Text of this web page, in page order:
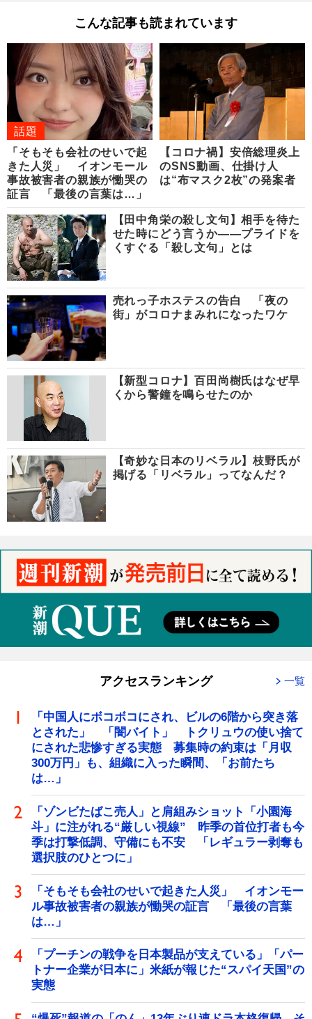
こんな記事も読まれています
話題
「そもそも会社のせいで起
きた人災」 イオンモール
事故被害者の親族が慟哭の
証言 「最後の言葉は…」
【コロナ禍】安倍総理炎上
のSNS動画、仕掛け人
は“布マスク2枚”の発案者
【田中角栄の殺し文句】相手を待た
せた時にどう言うか――プライドを
くすぐる「殺し文句」とは
売れっ子ホステスの告白 「夜の
街」がコロナまみれになったワケ
【新型コロナ】百田尚樹氏はなぜ早
くから警鐘を鳴らせたのか
【奇妙な日本のリベラル】枝野氏が
掲げる「リベラル」ってなんだ？
アクセスランキング 一覧
「中国人にボコボコにされ、ビルの6階から突き落
とされた」 「闇バイト」 トクリュウの使い捨て
にされた悲惨すぎる実態 募集時の約束は「月収
300万円」も、組織に入った瞬間、「お前たち
は…」
「ゾンビたばこ売人」と肩組みショット「小園海
斗」に注がれる“厳しい視線” 昨季の首位打者も今
季は打撃低調、守備にも不安 「レギュラー剥奪も
選択肢のひとつに」
「そもそも会社のせいで起きた人災」 イオンモー
ル事故被害者の親族が慟哭の証言 「最後の言葉
は…」
「プーチンの戦争を日本製品が支えている」「パー
トナー企業が日本に」米紙が報じた“スパイ天国”の
実態